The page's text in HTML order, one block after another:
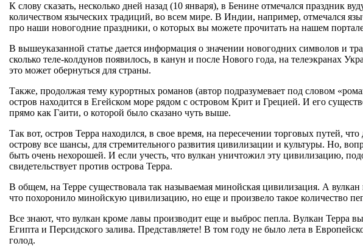
К слову сказать, несколько дней назад (10 января), в Бенине отмечался
количеством языческих традиций, во всем мире. В Индии, например, отмечался
про наши новогодние праздники, о которых вы можете прочитать на нашем
В вышеуказанной статье дается информация о значении новогодних символов и
сколько теле-колдунов появилось, в канун и после Нового года, на телеэкранах
это может обернуться для страны.
Также, продолжая тему курортных романов (автор подразумевает под словом
остров находится в Егейском море рядом с островом Крит и Грецией. И его
прямо как Гаити, о которой было сказано чуть выше.
Так вот, остров Терра находился, в свое время, на пересечении торговых путей,
острову все шансы, для стремительного развития цивилизации и культуры. Но,
быть очень нехорошей. И если учесть, что вулкан уничтожил эту цивилизацию,
свидетельствует против острова Терра.
В общем, на Терре существовала так называемая минойская цивилизация. А
что похоронило минойскую цивилизацию, но еще и произвело такое количество
Все знают, что вулкан кроме лавы производит еще и выброс пепла. Вулкан Терра
Египта и Персидского залива. Представляете! В том году не было лета в
голод.